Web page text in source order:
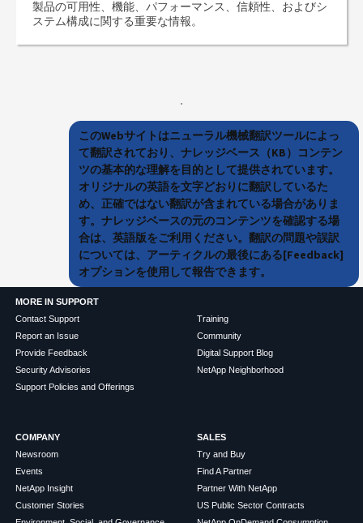
製品の可用性、機能、パフォーマンス、信頼性、およびシ
ステム構成に関する重要な情報。
このWebサイトはニューラル機械翻訳ツールによっ
て翻訳されており、ナレッジベース（KB）コンテン
ツの基本的な理解を目的として提供されています。
オリジナルの英語を文字どおりに翻訳しているた
め、正確ではない翻訳が含まれている場合がありま
す。ナレッジベースの元のコンテンツを確認する場
合は、英語版をご利用ください。翻訳の問題や誤訳
については、アーティクルの最後にある[Feedback]
オプションを使用して報告できます。
MORE IN SUPPORT
Contact Support
Report an Issue
Provide Feedback
Security Advisories
Support Policies and Offerings
Training
Community
Digital Support Blog
NetApp Neighborhood
COMPANY
Newsroom
Events
NetApp Insight
Customer Stories
SALES
Try and Buy
Find A Partner
Partner With NetApp
US Public Sector Contracts